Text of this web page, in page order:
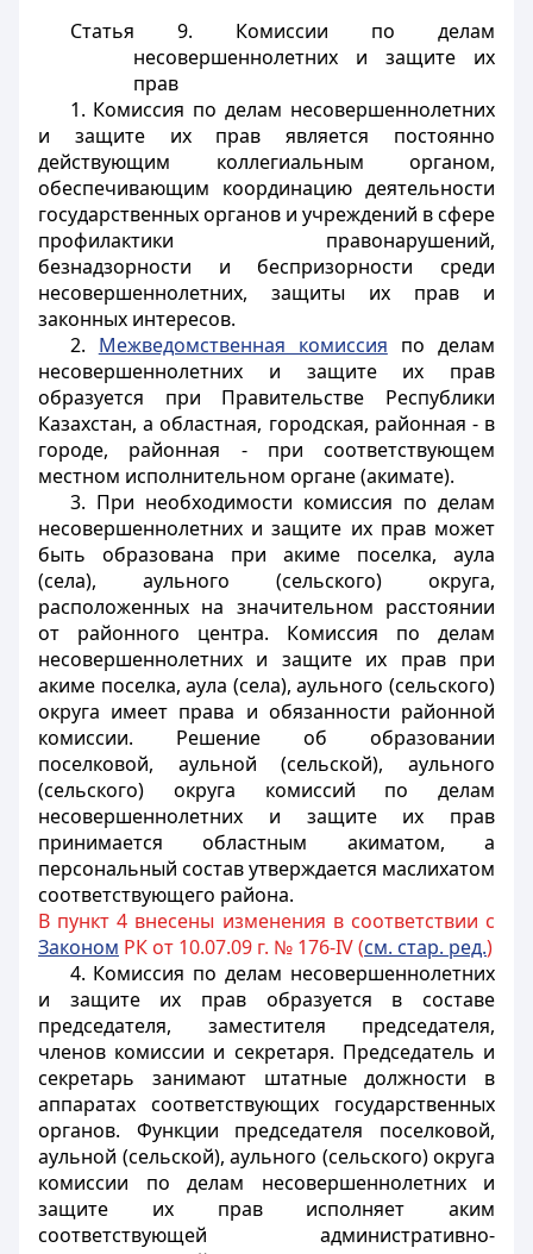
Статья 9. Комиссии по делам
несовершеннолетних и защите их
прав
1. Комиссия по делам несовершеннолетних
и защите их прав является постоянно
действующим коллегиальным органом,
обеспечивающим координацию деятельности
государственных органов и учреждений в сфере
профилактики правонарушений,
безнадзорности и беспризорности среди
несовершеннолетних, защиты их прав и
законных интересов.
2. Межведомственная комиссия по делам
несовершеннолетних и защите их прав
образуется при Правительстве Республики
Казахстан, а областная, городская, районная - в
городе, районная - при соответствующем
местном исполнительном органе (акимате).
3. При необходимости комиссия по делам
несовершеннолетних и защите их прав может
быть образована при акиме поселка, аула
(села), аульного (сельского) округа,
расположенных на значительном расстоянии
от районного центра. Комиссия по делам
несовершеннолетних и защите их прав при
акиме поселка, аула (села), аульного (сельского)
округа имеет права и обязанности районной
комиссии. Решение об образовании
поселковой, аульной (сельской), аульного
(сельского) округа комиссий по делам
несовершеннолетних и защите их прав
принимается областным акиматом, а
персональный состав утверждается маслихатом
соответствующего района.
В пункт 4 внесены изменения в соответствии с
Законом РК от 10.07.09 г. № 176-IV (см. стар. ред.)
4. Комиссия по делам несовершеннолетних
и защите их прав образуется в составе
председателя, заместителя председателя,
членов комиссии и секретаря. Председатель и
секретарь занимают штатные должности в
аппаратах соответствующих государственных
органов. Функции председателя поселковой,
аульной (сельской), аульного (сельского) округа
комиссии по делам несовершеннолетних и
защите их прав исполняет аким
соответствующей административно-